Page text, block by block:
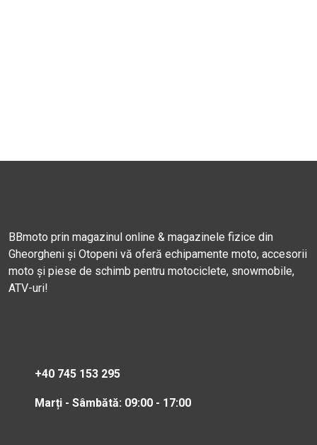
BBmoto prin magazinul online & magazinele fizice din
Gheorgheni și Otopeni vă oferă echipamente moto, accesorii
moto și piese de schimb pentru motociclete, snowmobile,
ATV-uri!
+40 745 153 295
Marți - Sâmbătă: 09:00 - 17:00